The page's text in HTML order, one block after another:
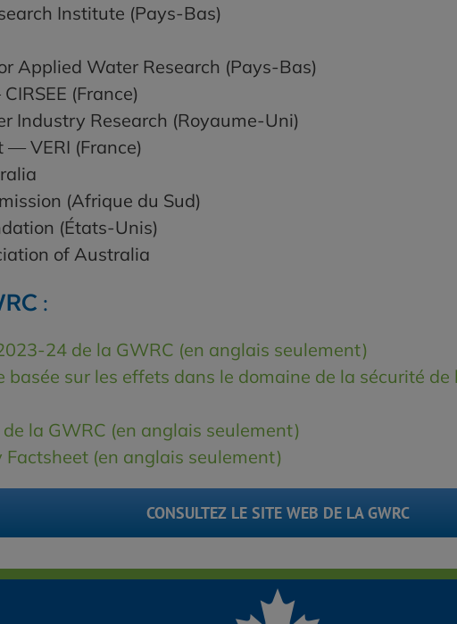
Institute (Pays-Bas)
Applied Water Research (Pays-Bas)
(France)
Industry Research (Royaume-Uni)
— VERI (France)
(Afrique du Sud)
(États-Unis)
of Australia
:
24 de la GWRC (en anglais seulement)
basée sur les effets dans le domaine de la sécurité de
la GWRC (en anglais seulement)
Factsheet (en anglais seulement)
CONSULTEZ LE SITE WEB DE LA GWRC